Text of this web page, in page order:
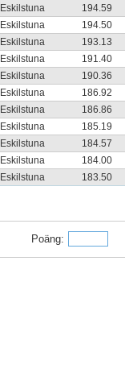
194.59
194.50
193.13
191.40
190.36
186.92
186.86
185.19
184.57
184.00
183.50
Poäng: